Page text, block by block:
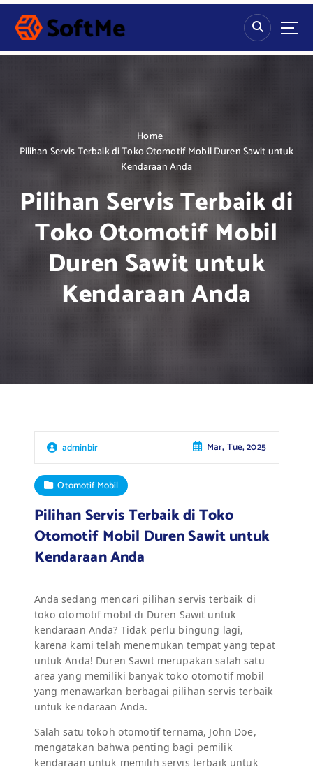
S
p
Home
Pilihan Servis Terbaik di Toko Otomotif Mobil Duren Sawit untuk
Kendaraan Anda
Pilihan Servis Terbaik di
Toko Otomotif Mobil
Duren Sawit untuk
Kendaraan Anda
adminbir Mar, Tue, 2025
Otomotif Mobil
Pilihan Servis Terbaik di Toko
Otomotif Mobil Duren Sawit untuk
Kendaraan Anda
Anda sedang mencari pilihan servis terbaik di
toko otomotif mobil di Duren Sawit untuk
kendaraan Anda? Tidak perlu bingung lagi,
karena kami telah menemukan tempat yang tepat
untuk Anda! Duren Sawit merupakan salah satu
area yang memiliki banyak toko otomotif mobil
yang menawarkan berbagai pilihan servis terbaik
untuk kendaraan Anda.
Salah satu tokoh otomotif ternama, John Doe,
mengatakan bahwa penting bagi pemilik
kendaraan untuk memilih servis terbaik untuk